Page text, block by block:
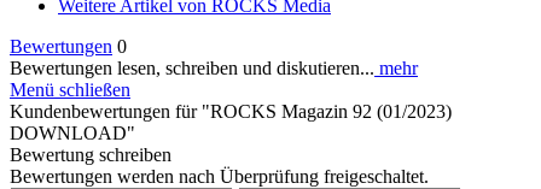
Weitere Artikel von ROCKS Media
Bewertungen 0
Bewertungen lesen, schreiben und diskutieren... mehr
Menü schließen
Kundenbewertungen für "ROCKS Magazin 92 (01/2023)
DOWNLOAD"
Bewertung schreiben
Bewertungen werden nach Überprüfung freigeschaltet.